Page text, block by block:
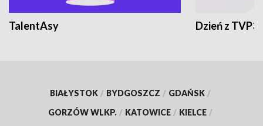
TalentAsy Dzień z TVP3
BIAŁYSTOK / BYDGOSZCZ / GDAŃSK /
GORZÓW WLKP. / KATOWICE / KIELCE /